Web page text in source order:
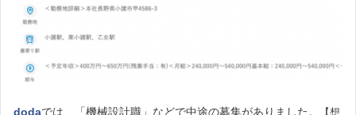
dodaでは、「機械設計職」などで中途の募集がありました。
【想